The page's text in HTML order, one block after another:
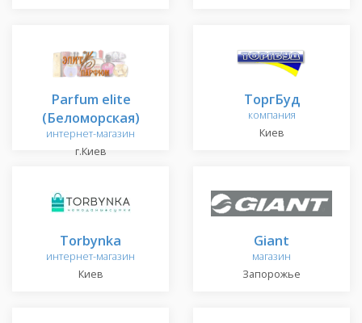
Parfum elite
(Беломорская)
интернет-магазин
г.Киев
ТоргБуд
компания
Киев
Torbynka
интернет-магазин
Киев
Giant
магазин
Запорожье